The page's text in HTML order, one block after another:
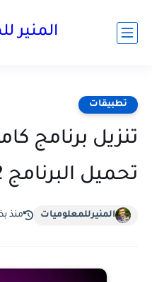
المنير
تطبيقات
تحميل البرنامج B612 بكل سهولة
المنيرللمعلوميات منذ